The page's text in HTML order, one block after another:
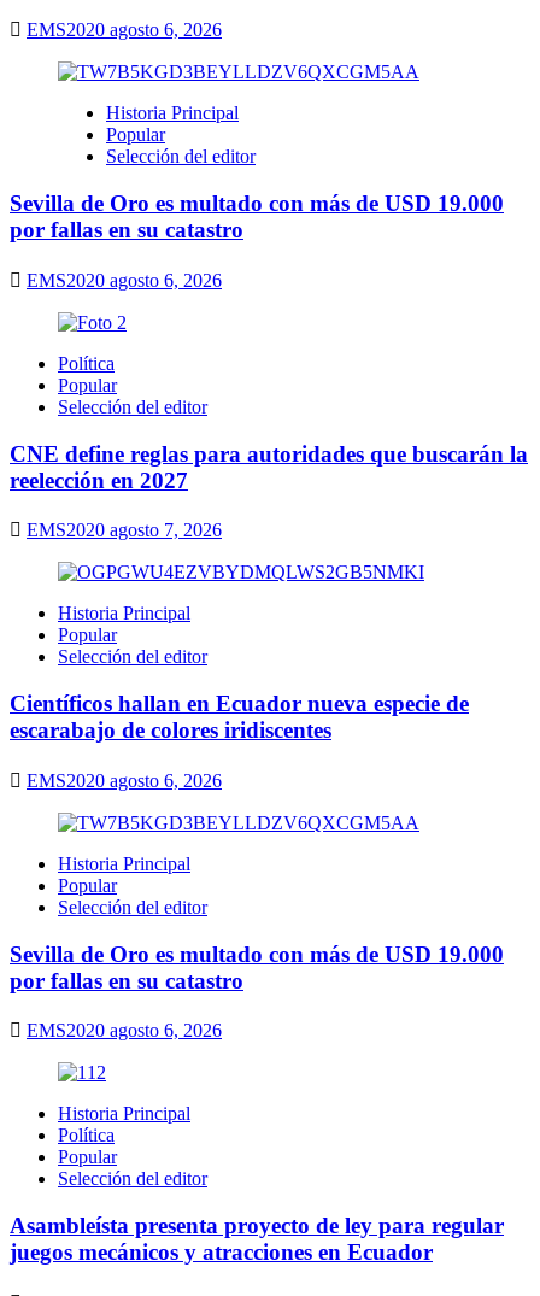
EMS2020 agosto 6, 2026
Historia Principal
Popular
Selección del editor
Sevilla de Oro es multado con más de USD 19.000
por fallas en su catastro
EMS2020 agosto 6, 2026
Política
Popular
Selección del editor
CNE define reglas para autoridades que buscarán la
reelección en 2027
EMS2020 agosto 7, 2026
Historia Principal
Popular
Selección del editor
Científicos hallan en Ecuador nueva especie de
escarabajo de colores iridiscentes
EMS2020 agosto 6, 2026
Historia Principal
Popular
Selección del editor
Sevilla de Oro es multado con más de USD 19.000
por fallas en su catastro
EMS2020 agosto 6, 2026
Historia Principal
Política
Popular
Selección del editor
Asambleísta presenta proyecto de ley para regular
juegos mecánicos y atracciones en Ecuador